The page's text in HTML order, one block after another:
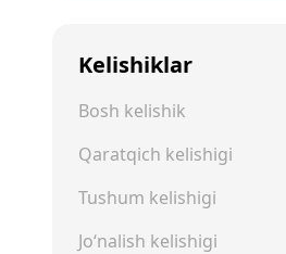
Kelishiklar
Bosh kelishik
Qaratqich kelishigi
Tushum kelishigi
Jo‘nalish kelishigi